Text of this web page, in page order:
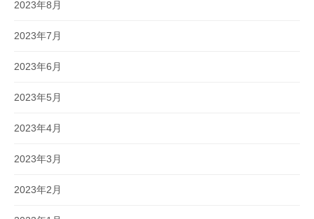
2023年8月
2023年7月
2023年6月
2023年5月
2023年4月
2023年3月
2023年2月